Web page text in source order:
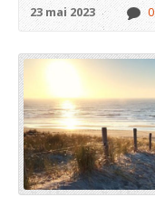
23 mai 2023 0